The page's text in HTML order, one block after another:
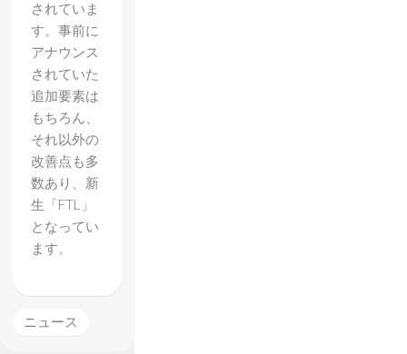
されていま
す。事前に
アナウンス
されていた
追加要素は
もちろん、
それ以外の
改善点も多
数あり、新
生「FTL」
となってい
ます。
ニュース
【FTL
】
「Adva
nced